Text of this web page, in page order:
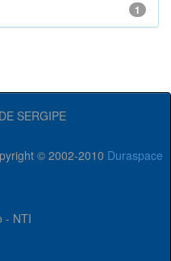
1
SERGIPE
© 2002-2010 Duraspace
- NTI